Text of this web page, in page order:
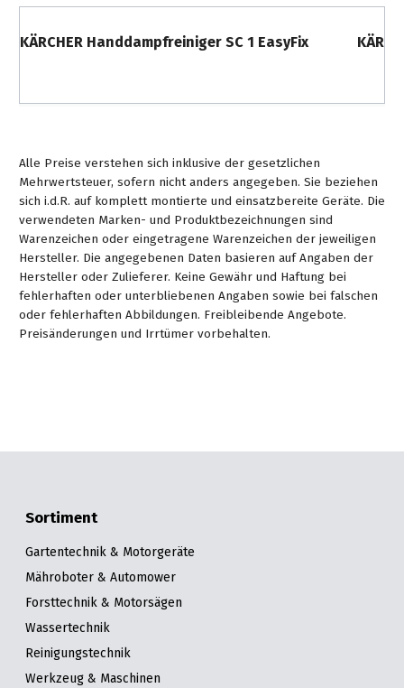
KÄRCHER Handdampfreiniger SC 1 EasyFix
Alle Preise verstehen sich inklusive der gesetzlichen
Mehrwertsteuer, sofern nicht anders angegeben. Sie beziehen
sich i.d.R. auf komplett montierte und einsatzbereite Geräte. Die
verwendeten Marken- und Produktbezeichnungen sind
Warenzeichen oder eingetragene Warenzeichen der jeweiligen
Hersteller. Die angegebenen Daten basieren auf Angaben der
Hersteller oder Zulieferer. Keine Gewähr und Haftung bei
fehlerhaften oder unterbliebenen Angaben sowie bei falschen
oder fehlerhaften Abbildungen. Freibleibende Angebote.
Preisänderungen und Irrtümer vorbehalten.
Sortiment
Gartentechnik & Motorgeräte
Mähroboter & Automower
Forsttechnik & Motorsägen
Wassertechnik
Reinigungstechnik
Werkzeug & Maschinen